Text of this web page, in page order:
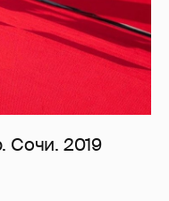
Сочи. 2019